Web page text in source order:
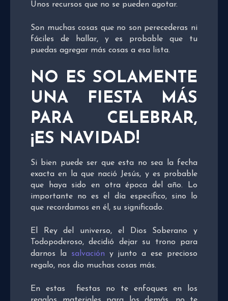
Unos recursos que no se pueden agotar.
Son muchas cosas que no son perecederas ni
fáciles de hallar, y es probable que tu
puedas agregar más cosas a esa lista.
NO ES SOLAMENTE
UNA FIESTA MÁS
PARA CELEBRAR,
¡ES NAVIDAD!
Si bien puede ser que esta no sea la fecha
exacta en la que nació Jesús, y es probable
que haya sido en otra época del año. Lo
importante no es el día específico, sino lo
que recordamos en él, su significado.
El Rey del universo, el Dios Soberano y
Todopoderoso, decidió dejar su trono para
darnos la salvación y junto a ese precioso
regalo, nos dio muchas cosas más.
En estas fiestas no te enfoques en los